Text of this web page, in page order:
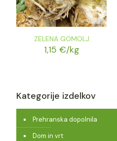
ZELENA GOMOLJ
1,15 €/kg
Kategorije izdelkov
Prehranska dopolnila
Dom in vrt